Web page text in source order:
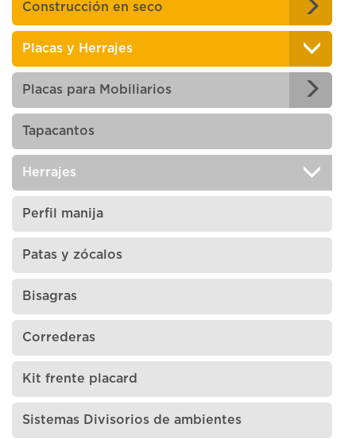
Construcción en seco
Placas y Herrajes
Placas para Mobiliarios
Tapacantos
Herrajes
Perfil manija
Patas y zócalos
Bisagras
Correderas
Kit frente placard
Sistemas Divisorios de ambientes